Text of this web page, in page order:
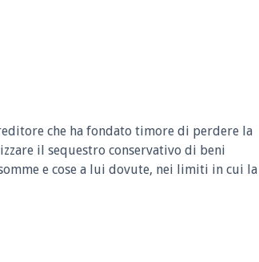
che ha fondato timore di perdere la
il sequestro conservativo di beni
e cose a lui dovute, nei limiti in cui la